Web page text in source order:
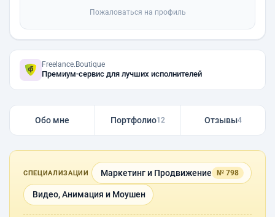
Пожаловаться на профиль
Freelance.Boutique
Премиум-сервис для лучших исполнителей
Обо мне Портфолио12 Отзывы4
СПЕЦИАЛИЗАЦИИ Маркетинг и Продвижение № 798
Видео, Анимация и Моушен